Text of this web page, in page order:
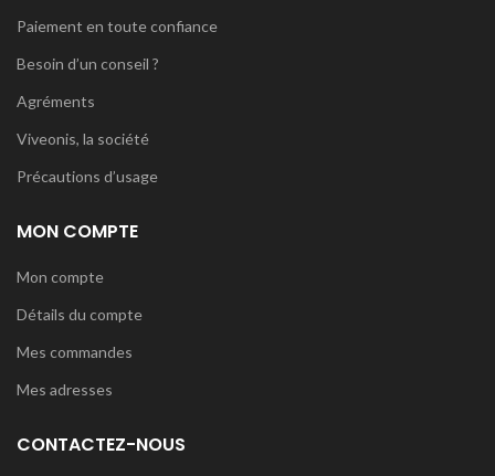
Paiement en toute confiance
Besoin d’un conseil ?
Agréments
Viveonis, la société
Précautions d’usage
MON COMPTE
Mon compte
Détails du compte
Mes commandes
Mes adresses
CONTACTEZ-NOUS